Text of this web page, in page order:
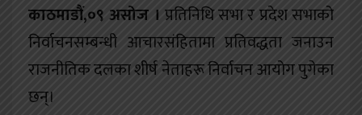
काठमाडौं,०९ असोज । प्रतिनिधि सभा र प्रदेश सभाको
निर्वाचनसम्बन्धी आचारसंहितामा प्रतिवद्धता जनाउन
राजनीतिक दलका शीर्ष नेताहरू निर्वाचन आयोग पुगेका
छन्।